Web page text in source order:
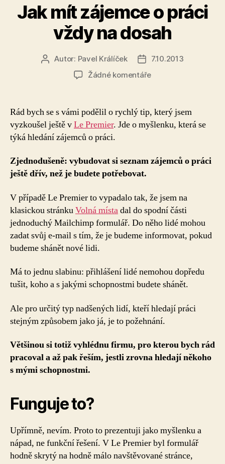
Jak mít zájemce o práci
vždy na dosah
Autor
příspěvku
Autor: Pavel Králíček
Datum
příspěvku
7.10.2013
Žádné komentářeu
názvem
Jak
mít
práci
dosah
Rád bych se s vámi podělil o rychlý tip, který jsem
vyzkoušel ještě vLe Premier. Jde o myšlenku, která se
týká hledání zájemců o práci.
Zjednodušeně: vybudovat si seznam zájemců o práci
ještě dřív, než je budete potřebovat.
V případě Le Premier to vypadalo tak, že jsem na
klasickou stránkuVolná místadal do spodní části
jednoduchý Mailchimp formulář. Do něho lidé mohou
zadat svůj e-mail s tím, že je budeme informovat, pokud
budeme shánět nové lidi.
Má to jednu slabinu: přihlášení lidé nemohou dopředu
tušit, koho a s jakými schopnostmi budete shánět.
Ale pro určitý typ nadšených lidí, kteří hledají práci
stejným způsobem jako já, je to požehnání.
Většinou si totiž vyhlédnu firmu, pro kterou bych rád
pracoval a až pak řeším, jestli zrovna hledají někoho
s mými schopnostmi.
Funguje to?
Upřímně, nevím. Proto to prezentuji jako myšlenku a
nápad, ne funkční řešení. V Le Premier byl formulář
hodně skrytý na hodně málo navštěvované stránce,